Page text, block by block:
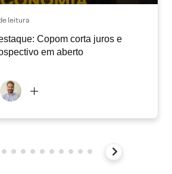
leitura
Copom corta juros e
em aberto